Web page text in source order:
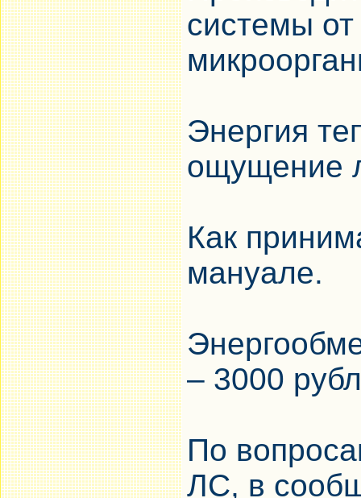
системы
Энергия
ощущение
Как
мануале.
– 3000
По
ЛС, в